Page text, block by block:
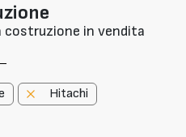
costruzione in vendita
Hitachi